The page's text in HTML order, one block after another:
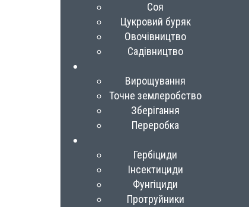
Соя
Цукровий буряк
Овочівництво
Садівництво
Вирощування
Точне землеробство
Зберігання
Переробка
Гербіциди
Інсектициди
Фунгіциди
Протруйники